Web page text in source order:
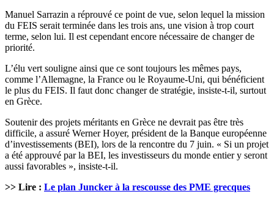
Manuel Sarrazin a réprouvé ce point de vue, selon lequel la mission
du FEIS serait terminée dans les trois ans, une vision à trop court
terme, selon lui. Il est cependant encore nécessaire de changer de
priorité.
L’élu vert souligne ainsi que ce sont toujours les mêmes pays,
comme l’Allemagne, la France ou le Royaume-Uni, qui bénéficient
le plus du FEIS. Il faut donc changer de stratégie, insiste-t-il, surtout
en Grèce.
Soutenir des projets méritants en Grèce ne devrait pas être très
difficile, a assuré Werner Hoyer, président de la Banque européenne
d’investissements (BEI), lors de la rencontre du 7 juin. « Si un projet
a été approuvé par la BEI, les investisseurs du monde entier y seront
aussi favorables », insiste-t-il.
>> Lire : Le plan Juncker à la rescousse des PME grecques